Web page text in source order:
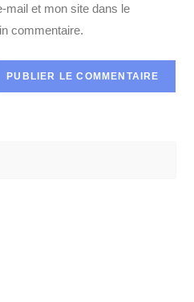
mail et mon site dans le
commentaire.